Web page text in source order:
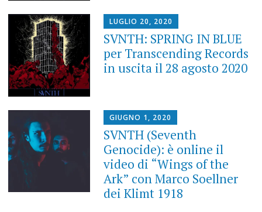
LUGLIO 20, 2020
SVNTH: SPRING IN BLUE
per Transcending Records
in uscita il 28 agosto 2020
GIUGNO 1, 2020
SVNTH (Seventh
Genocide): è online il
video di “Wings of the
Ark” con Marco Soellner
dei Klimt 1918